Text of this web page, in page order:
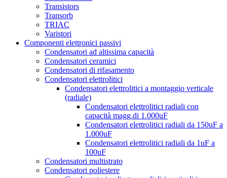
Transistors
Transorb
TRIAC
Varistori
Componenti elettronici passivi
Condensatori ad altissima capacità
Condensatori ceramici
Condensatori di rifasamento
Condensatori elettrolitici
Condensatori elettrolitici a montaggio verticale
(radiale)
Condensatori elettrolitici radiali con
capacità magg.di 1.000uF
Condensatori elettrolitici radiali da 150uF a
1.000uF
Condensatori elettrolitici radiali da 1uF a
100uF
Condensatori multistrato
Condensatori poliestere